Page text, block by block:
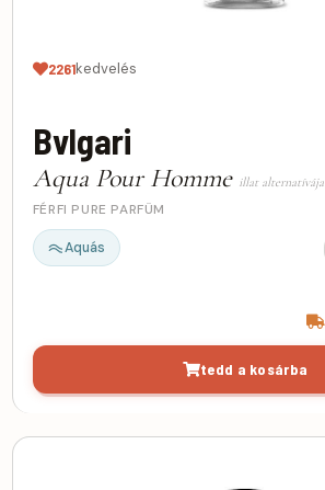
2261kedvelés
Bvlgari
Aqua Pour Homme illat alternatívája
FÉRFI PURE PARFÜM
Aquás
tedd a kosárba